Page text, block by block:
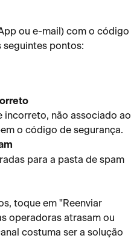
ou e-mail) com o código
seguintes pontos:
incorreto, não associado ao
o código de segurança.
para a pasta de spam
toque em "Reenviar
operadoras atrasam ou
costuma ser a solução